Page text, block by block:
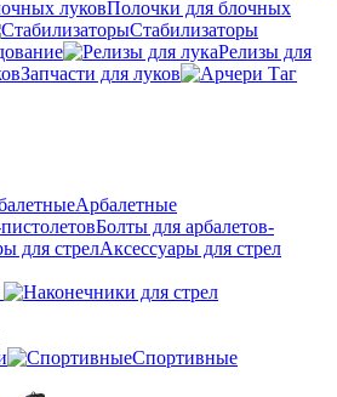
Полочки для блочных
Стабилизаторы
Релизы для
Запчасти для луков
Арбалетные
Болты для арбалетов-
Аксессуары для стрел
Спортивные